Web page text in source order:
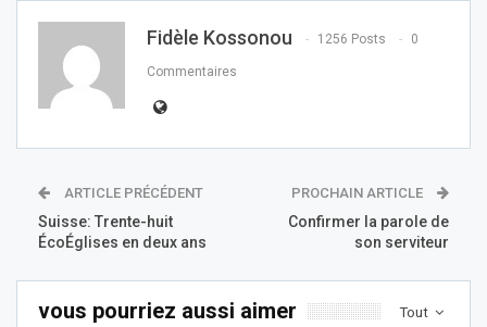
Fidèle Kossonou 1256 Posts 0
Commentaires
ARTICLE PRÉCÉDENT
Suisse: Trente-huit
ÉcoÉglises en deux ans
PROCHAIN ARTICLE
Confirmer la parole de
son serviteur
Tout
vous pourriez aussi aimer